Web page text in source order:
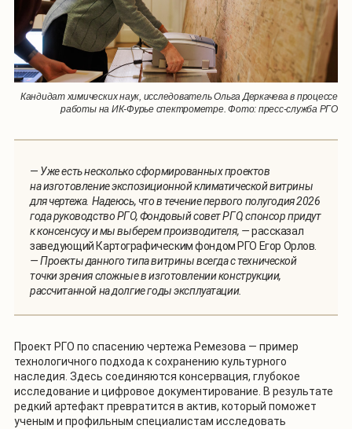
Кандидат химических наук, исследователь Ольга Деркачева в процессе
работы на ИК-Фурье спектрометре. Фото: пресс-служба РГО
— Уже есть несколько сформированных проектов
на изготовление экспозиционной климатической витрины
для чертежа. Надеюсь, что в течение первого полугодия 2026
года руководство РГО, Фондовый совет РГО, спонсор придут
к консенсусу и мы выберем производителя, —рассказал
заведующий Картографическим фондом РГО Егор Орлов.
— Проекты данного типа витрины всегда с технической
точки зрения сложные в изготовлении конструкции,
рассчитанной на долгие годы эксплуатации.
Проект РГО по спасению чертежа Ремезова — пример
технологичного подхода к сохранению культурного
наследия. Здесь соединяются консервация, глубокое
исследование и цифровое документирование. В результате
редкий артефакт превратится в актив, который поможет
ученым и профильным специалистам исследовать